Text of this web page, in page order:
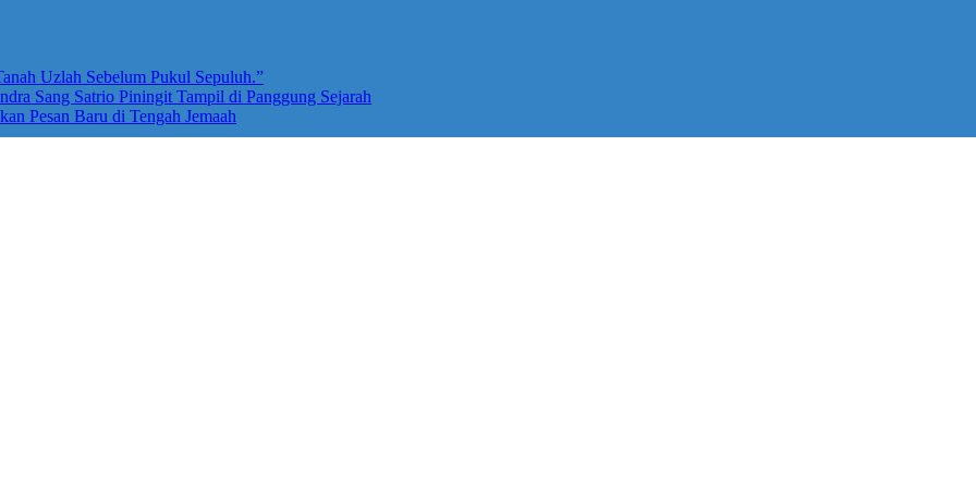
Uzlah Sebelum Pukul Sepuluh.”
Sang Satrio Piningit Tampil di Panggung Sejarah
Pesan Baru di Tengah Jemaah